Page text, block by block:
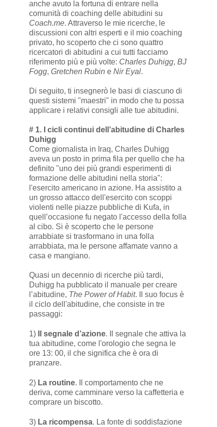
anche avuto la fortuna di entrare nella
comunità di coaching delle abitudini su
Coach.me. Attraverso le mie ricerche, le
discussioni con altri esperti e il mio coaching
privato, ho scoperto che ci sono quattro
ricercatori di abitudini a cui tutti facciamo
riferimento più e più volte: Charles Duhigg, BJ
Fogg, Gretchen Rubine Nir Eyal.
Di seguito, ti insegnerò le basi di ciascuno di
questi sistemi "maestri" in modo che tu possa
applicare i relativi consigli alle tue abitudini.
# 1. I cicli continui dell’abitudine di Charles
Duhigg
Come giornalista in Iraq, Charles Duhigg
aveva un posto in prima fila per quello che ha
definito "uno dei più grandi esperimenti di
formazione delle abitudini nella storia":
l'esercito americano in azione. Ha assistito a
un grosso attacco dell'esercito con scoppi
violenti nelle piazze pubbliche di Kufa, in
quell’occasione fu negato l'accesso della folla
al cibo. Si è scoperto che le persone
arrabbiate si trasformano in una folla
arrabbiata, ma le persone affamate vanno a
casa e mangiano.
Quasi un decennio di ricerche più tardi,
Duhigg ha pubblicato il manuale per creare
l’abitudine, The Power of Habit. Il suo focus è
il ciclo dell'abitudine, che consiste in tre
passaggi:
1) Il segnale d’azione. Il segnale che attiva la
tua abitudine, come l'orologio che segna le
ore 13: 00, il che significa che è ora di
pranzare.
2) La routine. Il comportamento che ne
deriva, come camminare verso la caffetteria e
comprare un biscotto.
3) La ricompensa. La fonte di soddisfazione